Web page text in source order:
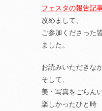
フェスタの報告記
改めまして、
ご参加くださった
ました。
お読みいただきな
そして、
美・写真をごらん
楽しかったひと時